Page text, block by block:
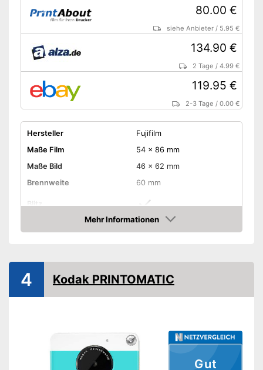
80.00 €
siehe Anbieter / 5.95 €
134.90 €
2 Tage /4.99 €
119.95 €
2-3 Tage /0.00 €
Hersteller
Fujifilm
Maße Film
54 x 86 mm
Maße Bild
46 x 62 mm
Brennweite
60 mm
Blitz
Gewicht
306 g
ausgestattet
Amazon Lieferzeit
siehe Anbieter
Mehr Informationen
Amazon
Gut
4 Kodak PRINTOMATIC